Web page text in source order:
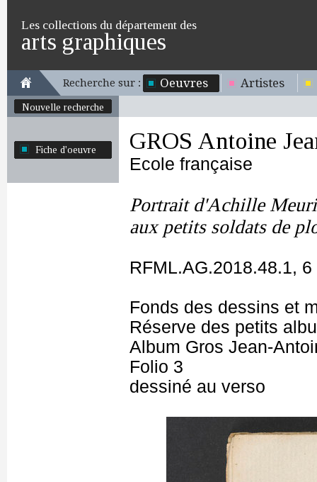
Les collections du département des
arts graphiques
Recherche sur : Oeuvres Artistes
Nouvelle recherche
Fiche d'oeuvre GROS Antoine
Ecole française
Portrait d'Achille
aux petits soldats de
RFML.AG.2018.48.1, 6
Fonds des dessins et
Réserve des petits
Album Gros Jean-
Folio 3
dessiné au verso